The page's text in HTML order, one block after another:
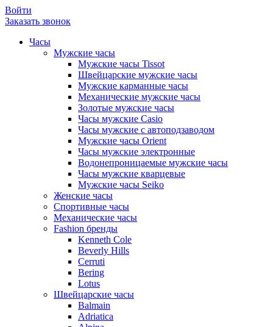
Войти
Заказать звонок
Часы
Мужские часы
Мужские часы Tissot
Швейцарские мужские часы
Мужские карманные часы
Механические мужские часы
Золотые мужские часы
Часы мужские Casio
Часы мужские с автоподзаводом
Мужские часы Orient
Часы мужские электронные
Водонепроницаемые мужские часы
Часы мужские кварцевые
Мужские часы Seiko
Женские часы
Спортивные часы
Механические часы
Fashion бренды
Kenneth Cole
Beverly Hills
Cerruti
Bering
Lotus
Швейцарские часы
Balmain
Adriatica